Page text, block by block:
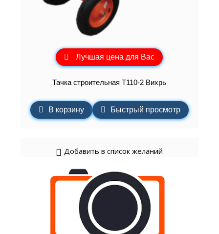
Лучшая цена для Вас
Тачка строительная Т110-2 Вихрь
В корзину Быстрый просмотр
Добавить в список желаний